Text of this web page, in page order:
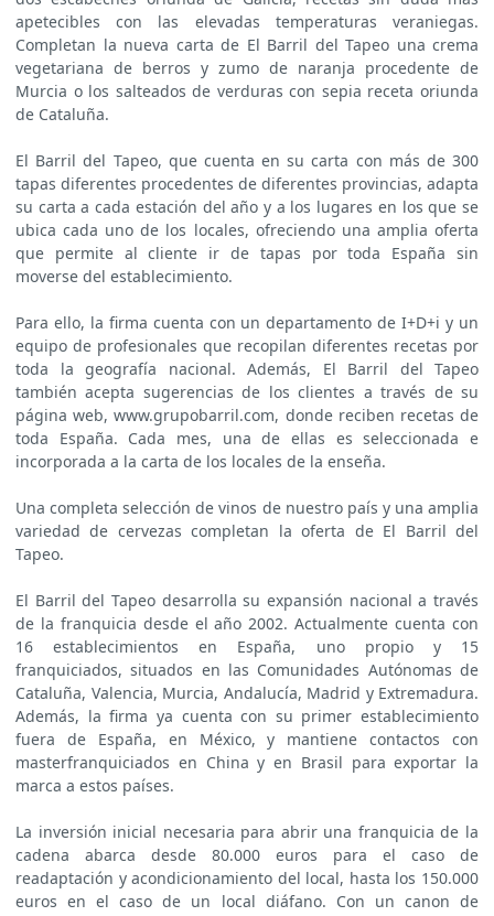
apetecibles con las elevadas temperaturas veraniegas.
Completan la nueva carta de El Barril del Tapeo una crema
vegetariana de berros y zumo de naranja procedente de
Murcia o los salteados de verduras con sepia receta oriunda
de Cataluña.
El Barril del Tapeo, que cuenta en su carta con más de 300
tapas diferentes procedentes de diferentes provincias, adapta
su carta a cada estación del año y a los lugares en los que se
ubica cada uno de los locales, ofreciendo una amplia oferta
que permite al cliente ir de tapas por toda España sin
moverse del establecimiento.
Para ello, la firma cuenta con un departamento de I+D+i y un
equipo de profesionales que recopilan diferentes recetas por
toda la geografía nacional. Además, El Barril del Tapeo
también acepta sugerencias de los clientes a través de su
página web, www.grupobarril.com, donde reciben recetas de
toda España. Cada mes, una de ellas es seleccionada e
incorporada a la carta de los locales de la enseña.
Una completa selección de vinos de nuestro país y una amplia
variedad de cervezas completan la oferta de El Barril del
Tapeo.
El Barril del Tapeo desarrolla su expansión nacional a través
de la franquicia desde el año 2002. Actualmente cuenta con
16 establecimientos en España, uno propio y 15
franquiciados, situados en las Comunidades Autónomas de
Cataluña, Valencia, Murcia, Andalucía, Madrid y Extremadura.
Además, la firma ya cuenta con su primer establecimiento
fuera de España, en México, y mantiene contactos con
masterfranquiciados en China y en Brasil para exportar la
marca a estos países.
La inversión inicial necesaria para abrir una franquicia de la
cadena abarca desde 80.000 euros para el caso de
readaptación y acondicionamiento del local, hasta los 150.000
euros en el caso de un local diáfano. Con un canon de